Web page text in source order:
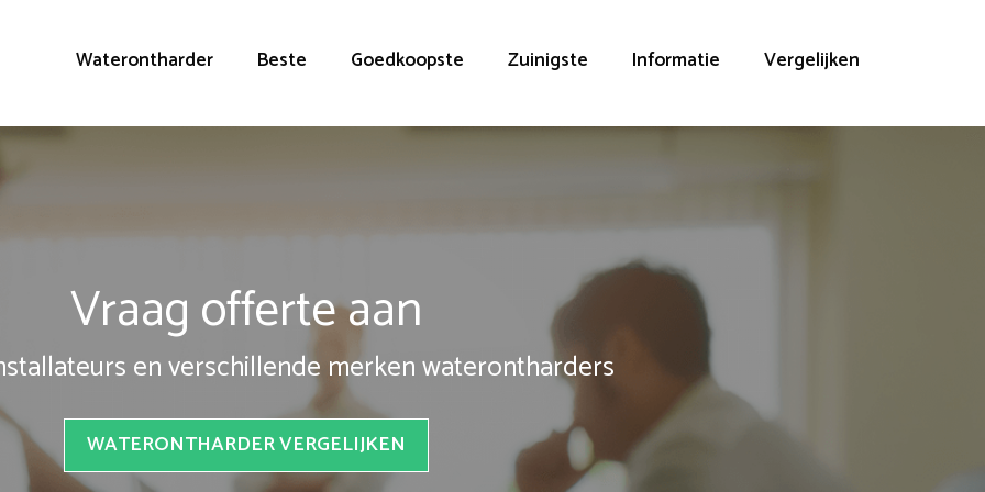
Waterontharder Beste Goedkoopste Zuinigste Informatie Vergelijken
Vraag offerte aan
en verschillende merken waterontharders
WATERONTHARDER VERGELIJKEN